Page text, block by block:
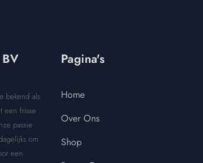
bekend als
een frisse
passie
om
een
Pagina's
Home
Over Ons
Shop